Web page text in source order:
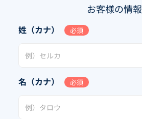
お客様の情報
姓（カナ） 必須
名（カナ） 必須